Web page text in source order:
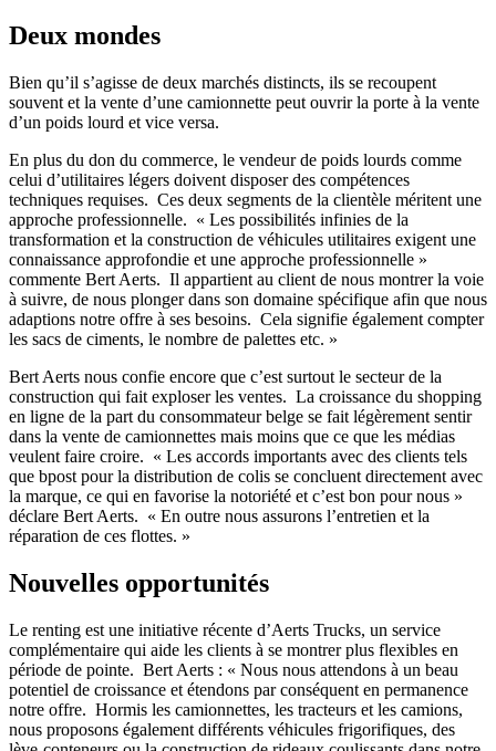
Deux mondes
Bien qu’il s’agisse de deux marchés distincts, ils se recoupent
souvent et la vente d’une camionnette peut ouvrir la porte à la vente
d’un poids lourd et vice versa.
En plus du don du commerce, le vendeur de poids lourds comme
celui d’utilitaires légers doivent disposer des compétences
techniques requises. Ces deux segments de la clientèle méritent une
approche professionnelle. « Les possibilités infinies de la
transformation et la construction de véhicules utilitaires exigent une
connaissance approfondie et une approche professionnelle »
commente Bert Aerts. Il appartient au client de nous montrer la voie
à suivre, de nous plonger dans son domaine spécifique afin que nous
adaptions notre offre à ses besoins. Cela signifie également compter
les sacs de ciments, le nombre de palettes etc. »
Bert Aerts nous confie encore que c’est surtout le secteur de la
construction qui fait exploser les ventes. La croissance du shopping
en ligne de la part du consommateur belge se fait légèrement sentir
dans la vente de camionnettes mais moins que ce que les médias
veulent faire croire. « Les accords importants avec des clients tels
que bpost pour la distribution de colis se concluent directement avec
la marque, ce qui en favorise la notoriété et c’est bon pour nous »
déclare Bert Aerts. « En outre nous assurons l’entretien et la
réparation de ces flottes. »
Nouvelles opportunités
Le renting est une initiative récente d’Aerts Trucks, un service
complémentaire qui aide les clients à se montrer plus flexibles en
période de pointe. Bert Aerts : « Nous nous attendons à un beau
potentiel de croissance et étendons par conséquent en permanence
notre offre. Hormis les camionnettes, les tracteurs et les camions,
nous proposons également différents véhicules frigorifiques, des